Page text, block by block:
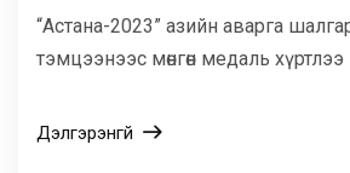
“Астана-2023” азийн аварга
тэмцээнээс мөнгөн медаль хүртлээ
Дэлгэрэнгүй